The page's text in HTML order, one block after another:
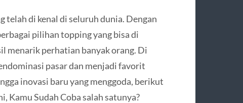
telah di kenal di seluruh dunia. Dengan
pilihan topping yang bisa di
menarik perhatian banyak orang. Di
pasar dan menjadi favorit
inovasi baru yang menggoda, berikut
Kamu Sudah Coba salah satunya?